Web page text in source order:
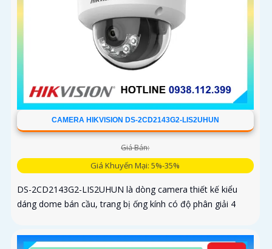
CAMERA HIKVISION DS-2CD2143G2-LIS2UHUN
Giá Bán:
Giá Khuyến Mại: 5%-35%
DS-2CD2143G2-LIS2UHUN là dòng camera thiết kế kiểu
dáng dome bán cầu, trang bị ống kính có độ phân giải 4